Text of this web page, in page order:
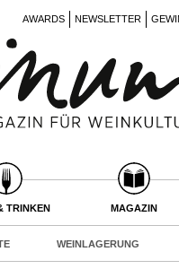
AWARDS NEWSLETTER
TRINKEN MAGAZIN
WEINLAGERUNG